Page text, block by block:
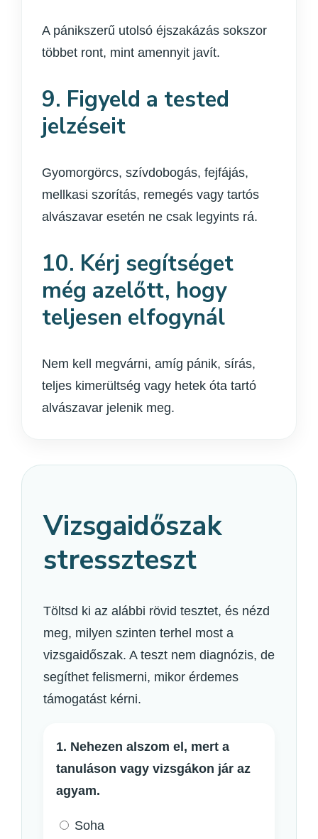
A pánikszerű utolsó éjszakázás sokszor
többet ront, mint amennyit javít.
9. Figyeld a tested
jelzéseit
Gyomorgörcs, szívdobogás, fejfájás,
mellkasi szorítás, remegés vagy tartós
alvászavar esetén ne csak legyints rá.
10. Kérj segítséget
még azelőtt, hogy
teljesen elfogynál
Nem kell megvárni, amíg pánik, sírás,
teljes kimerültség vagy hetek óta tartó
alvászavar jelenik meg.
Vizsgaidőszak
stresszteszt
Töltsd ki az alábbi rövid tesztet, és nézd
meg, milyen szinten terhel most a
vizsgaidőszak. A teszt nem diagnózis, de
segíthet felismerni, mikor érdemes
támogatást kérni.
1. Nehezen alszom el, mert a
tanuláson vagy vizsgákon jár az
agyam.
Soha